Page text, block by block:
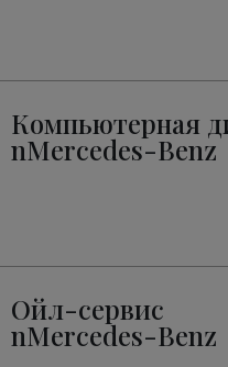
Компьютерная
nMercedes-Benz
Ойл-сервис
nMercedes-Benz